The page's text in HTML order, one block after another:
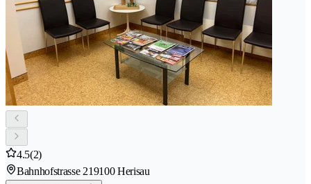
4.5(2)
Bahnhofstrasse 219100 Herisau